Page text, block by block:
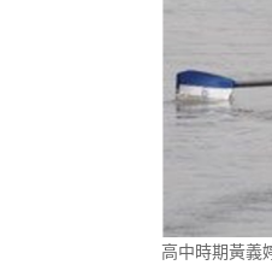
高中時期黃義